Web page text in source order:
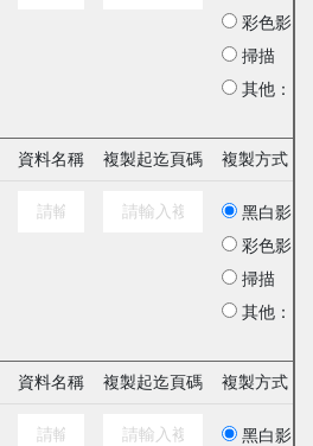
彩色影印
掃描
其他：
資料名稱 複製起迄頁碼 複製方式
黑白影印
彩色影印
掃描
其他：
資料名稱 複製起迄頁碼 複製方式
黑白影印